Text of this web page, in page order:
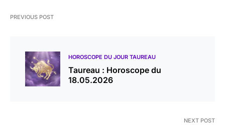
PREVIOUS POST
HOROSCOPE DU JOUR TAUREAU
Taureau : Horoscope du
18.05.2026
NEXT POST